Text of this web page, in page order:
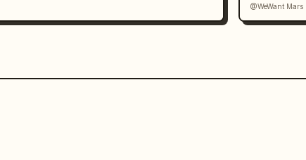
@WeWant Mars